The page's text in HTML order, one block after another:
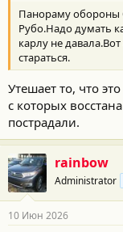
Панораму обороны
Рубо.Надо думать
карлу не
стараться.
Утешает то, что
с которых
пострадали.
rainbow
Administrator
10 Июн 2026